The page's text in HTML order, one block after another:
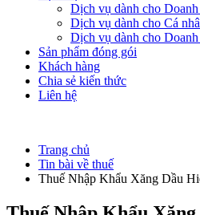
Dịch vụ dành cho
Dịch vụ dành cho Cá
Dịch vụ dành cho
Sản phẩm đóng gói
Khách hàng
Chia sẻ kiến thức
Liên hệ
Trang chủ
Tin bài về thuế
Thuế Nhập Khẩu Xăng Dầu